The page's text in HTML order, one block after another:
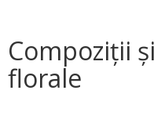
Compoziţii
florale